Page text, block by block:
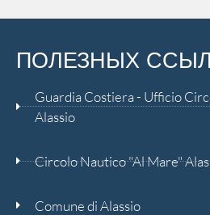
ПОЛЕЗНЫХ
Guardia Costiera - Ufficio
Alassio
Circolo Nautico "Al Mare"
Comune di Alassio